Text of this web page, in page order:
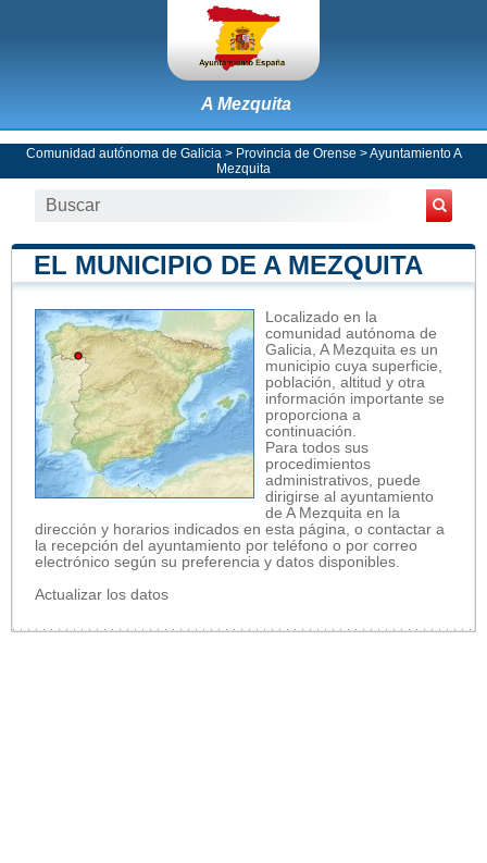
A Mezquita
Comunidad autónoma de Galicia > Provincia de Orense >Ayuntamiento A
Mezquita
EL MUNICIPIO DE A MEZQUITA
Localizado en la
comunidad autónoma de
Galicia, A Mezquita es un
municipio cuya superficie,
población, altitud y otra
información importante se
proporciona a
continuación.
Para todos sus
procedimientos
administrativos, puede
dirigirse al ayuntamiento
de A Mezquita en la
dirección y horarios indicados en esta página, o contactar a
la recepción del ayuntamiento por teléfono o por correo
electrónico según su preferencia y datos disponibles.
Actualizar los datos